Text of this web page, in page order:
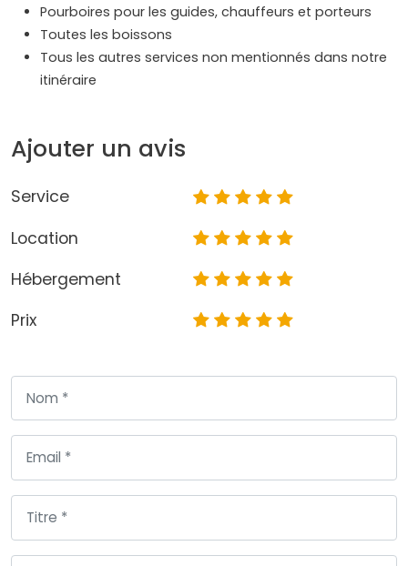
Pourboires pour les guides, chauffeurs et porteurs
Toutes les boissons
Tous les autres services non mentionnés dans notre
itinéraire
Ajouter un avis
Service
Location
Hébergement
Prix